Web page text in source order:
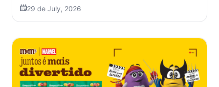
29 de July, 2026